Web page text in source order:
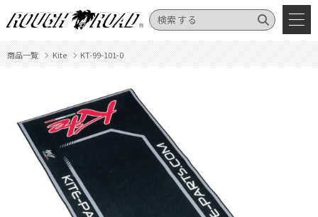
商品一覧 Kite KT-99-101-0